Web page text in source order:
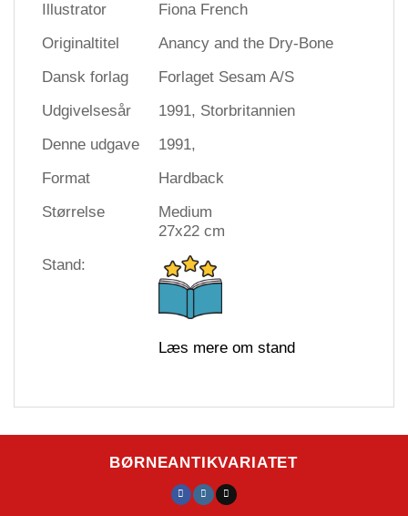
Illustrator
Fiona French
Originaltitel
Anancy and the Dry-Bone
Dansk forlag
Forlaget Sesam A/S
Udgivelsesår
1991, Storbritannien
Denne udgave
1991,
Format
Hardback
Størrelse
Medium
27x22 cm
Stand:
Læs mere om stand
BØRNEANTIKVARIATET